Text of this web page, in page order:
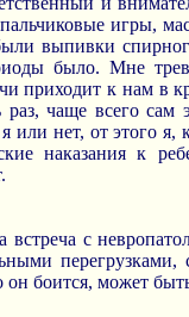
игры,
выпивки
было. Мне
приходит к нам в
раз, чаще всего сам
или нет, от этого я,
наказания к
с
перегрузками,
боится, может